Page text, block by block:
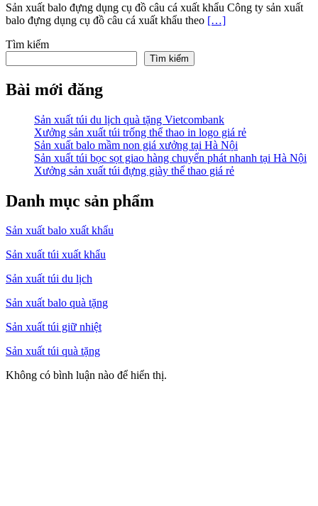
Sản xuất balo đựng dụng cụ đồ câu cá xuất khẩu Công ty sản xuất
balo đựng dụng cụ đồ câu cá xuất khẩu theo […]
Tìm kiếm
Tìm kiếm
Bài mới đăng
Sản xuất túi du lịch quà tặng Vietcombank
Xưởng sản xuất túi trống thể thao in logo giá rẻ
Sản xuất balo mầm non giá xưởng tại Hà Nội
Sản xuất túi bọc sọt giao hàng chuyển phát nhanh tại Hà Nội
Xưởng sản xuất túi đựng giày thể thao giá rẻ
Danh mục sản phẩm
Sản xuất balo xuất khẩu
Sản xuất túi xuất khẩu
Sản xuất túi du lịch
Sản xuất balo quà tặng
Sản xuất túi giữ nhiệt
Sản xuất túi quà tặng
Không có bình luận nào để hiển thị.